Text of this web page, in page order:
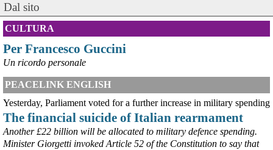
cronachetarantine.it/index.php
il Governo ha manifestato l’intenzione di predisporre un
provvedimento straordinario per attenuare le conseguenze
economiche e sociali della prevista fermata dell’area a caldo e ha
chiesto alle rappresentanze del territorio di formulare proposte
concrete per definirne i contenuti. Casartigiani valuta positivamente
#ILVA #Taranto
Dal sito
CULTURA
Per Francesco Guccini
Un ricordo personale
PEACELINK ENGLISH
Yesterday, Parliament voted for a further increase in military spending
The financial suicide of Italian rearmament
Another £22 billion will be allocated to military defence spending.
Minister Giorgetti invoked Article 52 of the Constitution to say that